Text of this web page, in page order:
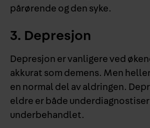
pårørende og den syke.
3. Depresjon
Depresjon er vanligere ved
akkurat som demens. Men
en normal del av aldringen.
eldre er både
underbehandlet.